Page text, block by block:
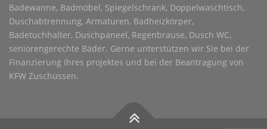
Badewanne, Badmöbel, Spiegelschrank, Doppelwaschtisch,
Duschabtrennung, Armaturen, Badheizkörper,
Badetuchhalter, Duschpaneel, Regenbrause, Dusch WC,
seniorengerechte Bäder. Gerne unterstützen wir Sie bei der
Finanzierung Ihres projektes und bei der Beantragung von
KFW Zuschüssen.